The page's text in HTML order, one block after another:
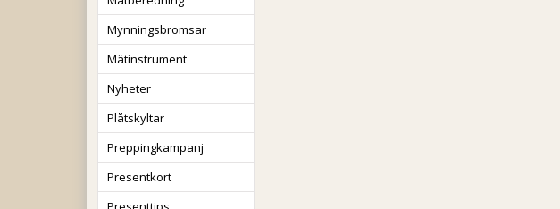
Mynningsbromsar
Mätinstrument
Nyheter
Plåtskyltar
Preppingkampanj
Presentkort